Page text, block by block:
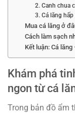
2. Canh chua
3. Cá lăng
Mua cá lăng ở
Cách làm sạch
Kết luận: Cá
Khám phá
ngon từ cá
Trong bản đồ ẩm